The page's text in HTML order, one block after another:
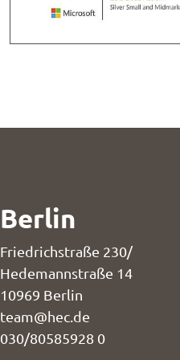
Berlin
Friedrichstraße 230/
Hedemannstraße 14
10969 Berlin
team@hec.de
030/80585928 0